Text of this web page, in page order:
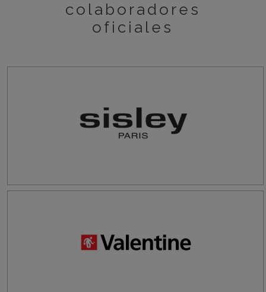
colaboradores
oficiales